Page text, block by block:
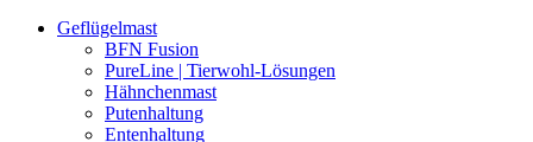
Geflügelmast
BFN Fusion
PureLine | Tierwohl-Lösungen
Hähnchenmast
Putenhaltung
Entenhaltung